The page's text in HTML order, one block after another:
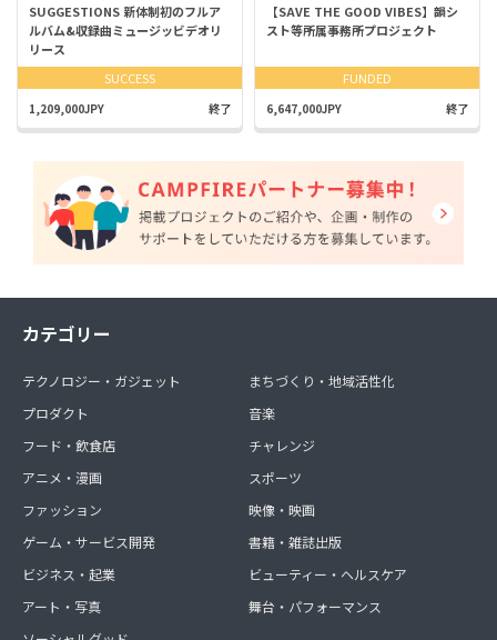
SUGGESTIONS 新体制初のフルア
ルバム&収録曲ミュージッビデオリ
リース
SUCCESS
1,209,000JPY 終了
【SAVE THE GOOD VIBES】韻シ
スト等所属事務所プロジェクト
FUNDED
6,647,000JPY 終了
カテゴリー
テクノロジー・ガジェット
プロダクト
フード・飲食店
アニメ・漫画
ファッション
ゲーム・サービス開発
ビジネス・起業
アート・写真
まちづくり・地域活性化
音楽
チャレンジ
スポーツ
映像・映画
書籍・雑誌出版
ビューティー・ヘルスケア
舞台・パフォーマンス